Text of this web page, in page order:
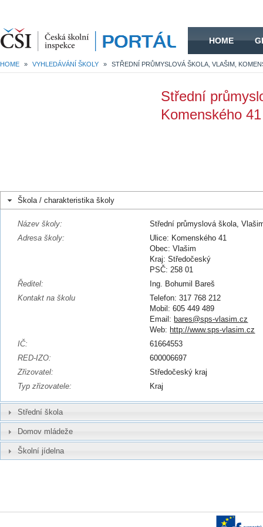
HOME
HOME » VYHLEDÁVÁNÍ ŠKOLY »
Střední
Komenského 41
Škola / charakteristika školy
Název školy:
Střední průmyslová škola,
Adresa školy:
Ulice: Komenského 41
Obec: Vlašim
Kraj: Středočeský
PSČ: 258 01
Ředitel:
Ing. Bohumil Bareš
Kontakt na školu
Telefon: 317 768 212
Mobil: 605 449 489
Email: bares@sps-vlasim.cz
Web: http://www.sps-vlasim.cz
IČ:
61664553
RED-IZO:
600006697
Zřizovatel:
Středočeský kraj
Typ zřizovatele:
Kraj
Střední škola
Domov mládeže
Školní jídelna